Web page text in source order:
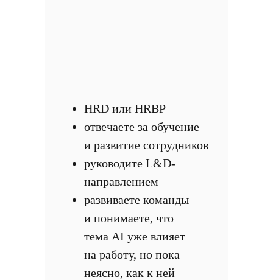
HRD или HRBP
отвечаете за обучение
и развитие сотрудников
руководите L&D-
направлением
развиваете команды
и понимаете, что
тема AI уже влияет
на работу, но пока
неясно, как к ней